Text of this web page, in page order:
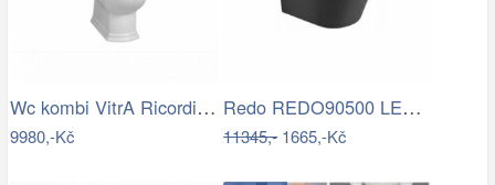
Wc kombi VitrA Ricordi vario odpad…
9980,-Kč
Redo REDO90500 LED venkovní nástěnné…
11345,-1665,-Kč